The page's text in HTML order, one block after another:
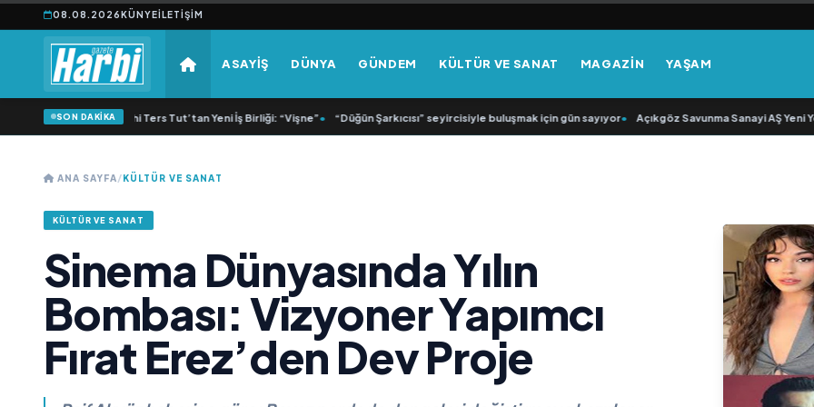
08.08.2026KÜNYEİLETIŞIM
ASAYİŞ DÜNYA GÜNDEM KÜLTÜR VE SANAT MAGAZİN YAŞAM
SON DAKİKA
M Lisa ve Dolu Kadehi Ters Tut’tan Yeni İş Birliği: “Vişne”• “Düğün Şarkıcısı” seyircisiyle buluşmak için gün sayıyor• Açıkgöz Savunma Sanayi AŞ Yeni
ANA SAYFA/KÜLTÜR VE SANAT
KÜLTÜR VE SANAT
Sinema Dünyasında Yılın
Bombası: Vizyoner Yapımcı
Fırat Erez’den Dev Proje